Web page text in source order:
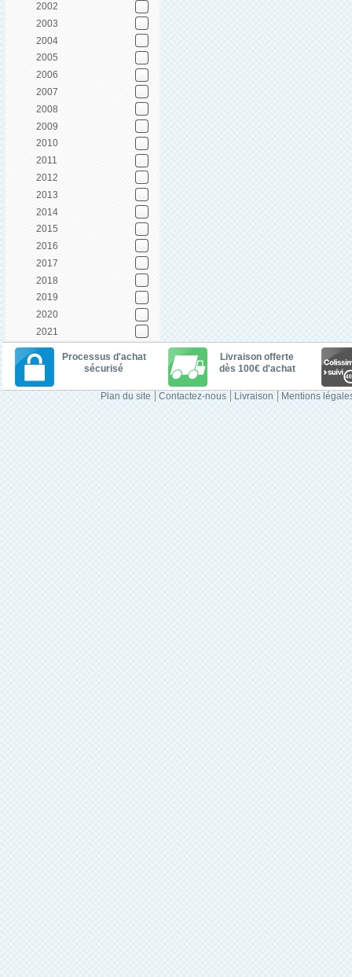
2002
2003
2004
2005
2006
2007
2008
2009
2010
2011
2012
2013
2014
2015
2016
2017
2018
2019
2020
2021
Processus d'achat
sécurisé
Livraison offerte
dès 100€ d'achat
Plan du site Contactez-nous Livraison Mentions